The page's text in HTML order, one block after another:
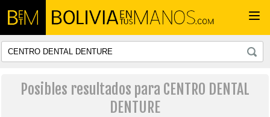
Posibles resultados para CENTRO DENTAL
DENTURE